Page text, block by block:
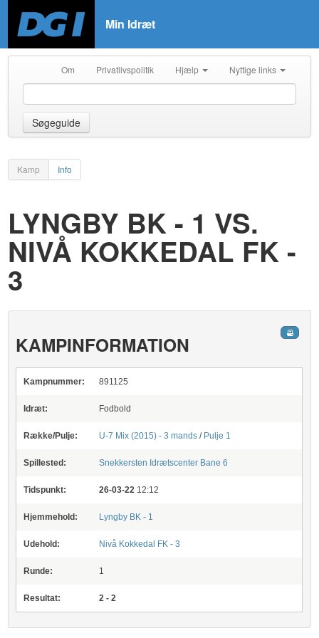
Min Idræt
Om Privatlivspolitik Hjælp Nyttige links
Søgeguide
Kamp Info
LYNGBY BK - 1 VS.
NIVÅ KOKKEDAL FK -
3
KAMPINFORMATION
Kampnummer: 891125
Idræt: Fodbold
Række/Pulje: U-7 Mix (2015) - 3 mands/ Pulje 1
Spillested: Snekkersten Idrætscenter Bane 6
Tidspunkt: 26-03-22 12:12
Hjemmehold: Lyngby BK - 1
Udehold: Nivå Kokkedal FK - 3
Runde: 1
Resultat: 2 - 2